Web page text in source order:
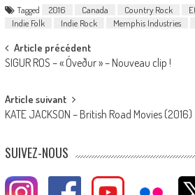
Tagged 2016 Canada Country Rock
Indie Folk
Indie Rock Memphis Industries
Post
navigation
Article précédent
SIGUR ROS – « Óveður » – Nouveau clip !
Article suivant
KATE JACKSON – British Road Movies (2016)
SUIVEZ-NOUS